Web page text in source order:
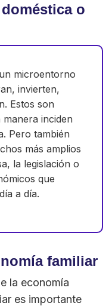
o
microentorno
invierten,
Estos son
inciden
Pero también
más amplios
la legislación o
que
a día.
familiar
la economía
es importante